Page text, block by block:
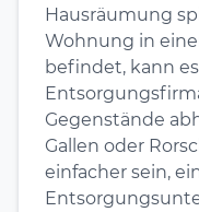
Hausräumung
Wohnung in
befindet, kann
Gegenstände
Gallen oder
einfacher sein,